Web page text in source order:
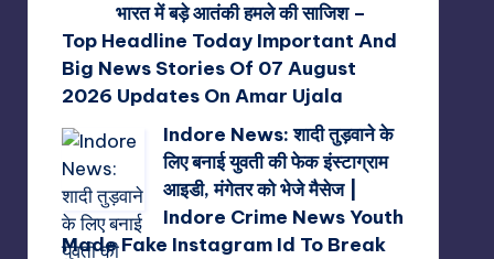
भारत में बड़े आतंकी हमले की साजिश –
Top Headline Today Important And
Big News Stories Of 07 August
2026 Updates On Amar Ujala
Indore News: शादी तुड़वाने के
लिए बनाई युवती की फेक इंस्टाग्राम
आइडी, मंगेतर को भेजे मैसेज |
Indore Crime News Youth
Made Fake Instagram Id To Break